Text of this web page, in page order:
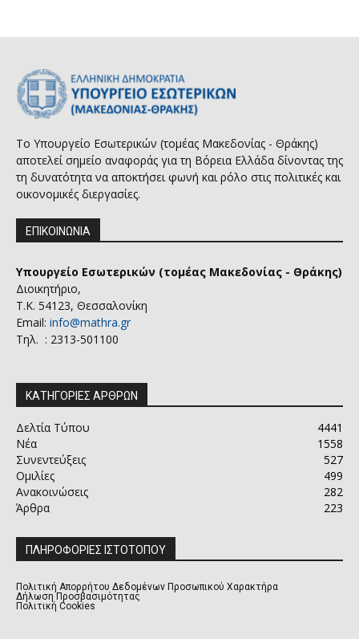
Το Υπουργείο Εσωτερικών (τομέας Μακεδονίας - Θράκης)
αποτελεί σημείο αναφοράς για τη Βόρεια Ελλάδα δίνοντας της
τη δυνατότητα να αποκτήσει φωνή και ρόλο στις πολιτικές και
οικονομικές διεργασίες.
ΕΠΙΚΟΙΝΩΝΙΑ
Υπουργείο Εσωτερικών (τομέας Μακεδονίας - Θράκης)
Διοικητήριο,
Τ.Κ. 54123, Θεσσαλονίκη
Email: info@mathra.gr
Τηλ. : 2313-501100
ΚΑΤΗΓΟΡΙΕΣ ΑΡΘΡΩΝ
Δελτία Τύπου
4441
Νέα
1558
Συνεντεύξεις
527
Ομιλίες
499
Ανακοινώσεις
282
Άρθρα
223
ΠΛΗΡΟΦΟΡΙΕΣ ΙΣΤΟΤΟΠΟΥ
Πολιτική Απορρήτου Δεδομένων Προσωπικού Χαρακτήρα
Δήλωση Προσβασιμότητας
Πολιτική Cookies